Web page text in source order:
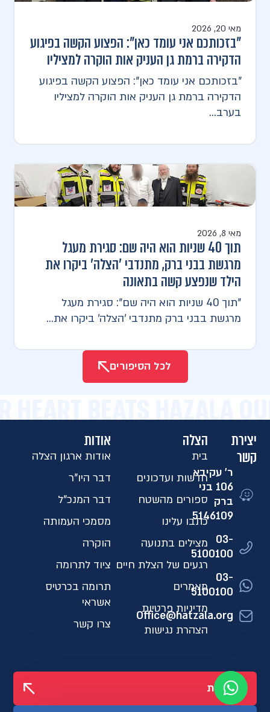
מאי 20, 2026
"בזכותכם אני עומד כאן": הפצוע הקשה בפיגוע
הדקירה ברמת גן העניק אות הוקרה למציליו
"בזכותכם אני עומד כאן": הפצוע הקשה בפיגוע
הדקירה ברמת גן העניק אות הוקרה למציליו
בערב...
מאי 8, 2026
תוך 40 שניות הוא היה שם: סגירת מעגל
מרגשת בבני ברק, מתנדבי 'הצלה' ביקרו את
הילד שנפצע קשה בתאונה
"תוך 40 שניות הוא היה שם": סגירת מעגל
מרגשת בבני ברק מתנדבי 'הצלה' ביקרו את...
לכל הסיפורים
HEART BEATS HAZALA
יצירת
קשר
ר' עקיבא
106 בני
ברק
5146109​
03-
5100100
03-
5100100
Office@hatzala.org
הצלה
בית
חדשות ועדכונים
ספורים מהשטח
כתבו עלינו
מצילים בתנועה
רגעים של הצלת חיים
מאמרים
מדיניות פרטיות
הצהרת נגישות
אודות
אודות ארגון הצלה
דבר היו"ר
דבר המנכ"ל
מסמכי העמותה
הוקרה
ציוד לתרומה
תרומה בכרטיס
אשראי
צרו קשר
לתרומות